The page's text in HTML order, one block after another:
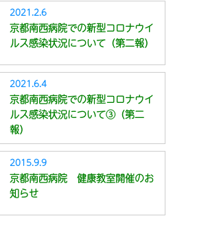
2021.2.6
京都南西病院での新型コロナウイ
ルス感染状況について（第二報）
2021.6.4
京都南西病院での新型コロナウイ
ルス感染状況について③（第二
報）
2015.9.9
京都南西病院 健康教室開催のお
知らせ